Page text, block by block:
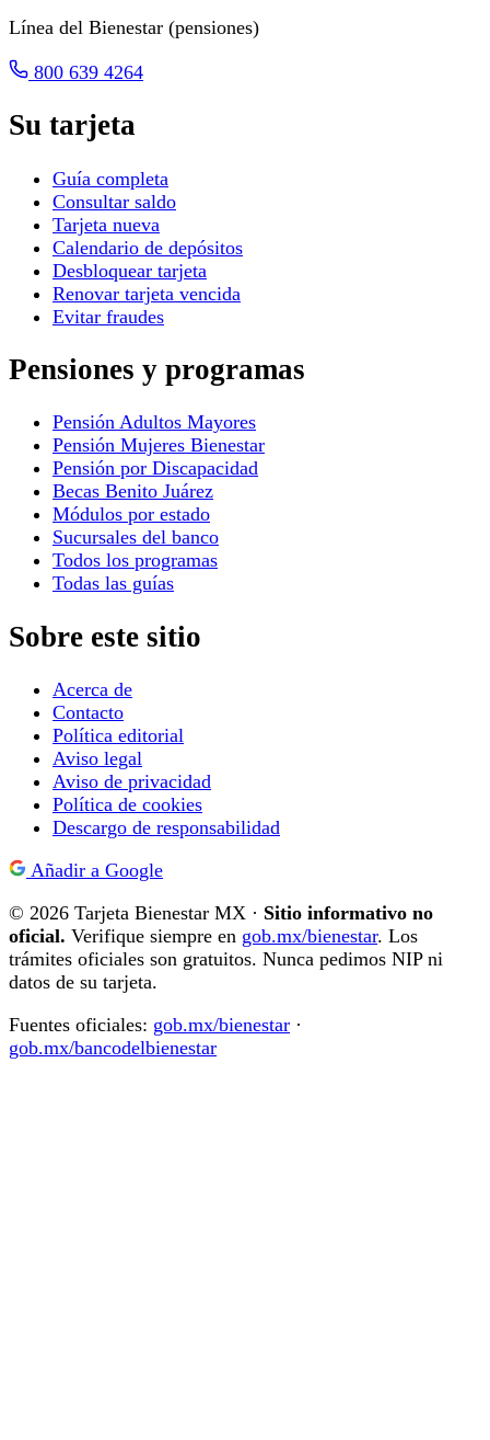
Línea del Bienestar (pensiones)
800 639 4264
Su tarjeta
Guía completa
Consultar saldo
Tarjeta nueva
Calendario de depósitos
Desbloquear tarjeta
Renovar tarjeta vencida
Evitar fraudes
Pensiones y programas
Pensión Adultos Mayores
Pensión Mujeres Bienestar
Pensión por Discapacidad
Becas Benito Juárez
Módulos por estado
Sucursales del banco
Todos los programas
Todas las guías
Sobre este sitio
Acerca de
Contacto
Política editorial
Aviso legal
Aviso de privacidad
Política de cookies
Descargo de responsabilidad
Añadir a Google
© 2026 Tarjeta Bienestar MX · Sitio informativo no
oficial. Verifique siempre en gob.mx/bienestar. Los
trámites oficiales son gratuitos. Nunca pedimos NIP ni
datos de su tarjeta.
Fuentes oficiales: gob.mx/bienestar ·
gob.mx/bancodelbienestar